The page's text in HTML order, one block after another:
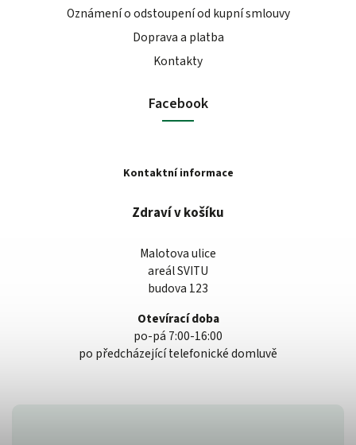
Oznámení o odstoupení od kupní smlouvy
Doprava a platba
Kontakty
Facebook
Kontaktní informace
Zdraví v košíku
Malotova ulice
areál SVITU
budova 123
Otevírací doba
po-pá 7:00-16:00
po předcházející telefonické domluvě